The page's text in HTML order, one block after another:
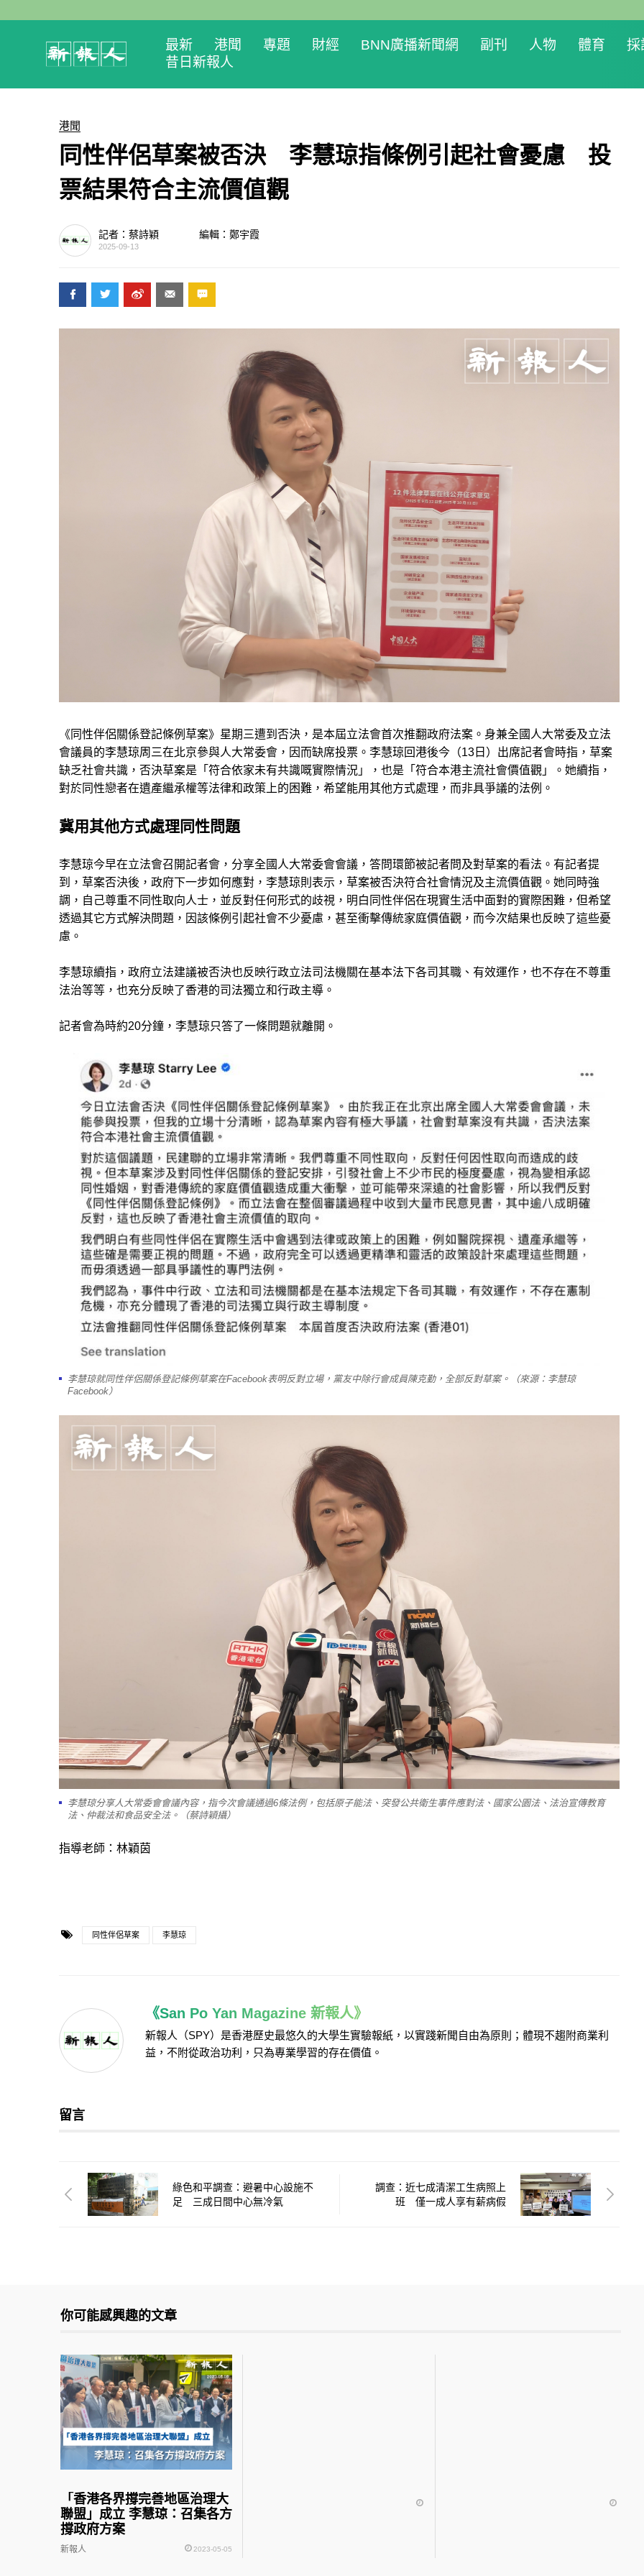
最新 港聞 專題 財經 BNN廣播新聞網 副刊 人物 體育 採
昔日新報人
港聞
同性伴侶草案被否決 李慧琼指條例引起社會憂慮 投
票結果符合主流價值觀
記者：蔡詩穎 編輯：鄭宇霞
2025-09-13
《同性伴侶關係登記條例草案》星期三遭到否決，是本屆立法會首次推翻政府法案。身兼全國人大常委及立法
會議員的李慧琼周三在北京參與人大常委會，因而缺席投票。李慧琼回港後今（13日）出席記者會時指，草案
缺乏社會共識，否決草案是「符合依家未有共識嘅實際情況」，也是「符合本港主流社會價值觀」。她續指，
對於同性戀者在遺產繼承權等法律和政策上的困難，希望能用其他方式處理，而非具爭議的法例。
冀用其他方式處理同性問題
李慧琼今早在立法會召開記者會，分享全國人大常委會會議，答問環節被記者問及對草案的看法。有記者提
到，草案否決後，政府下一步如何應對，李慧琼則表示，草案被否決符合社會情況及主流價值觀。她同時強
調，自己尊重不同性取向人士，並反對任何形式的歧視，明白同性伴侶在現實生活中面對的實際困難，但希望
透過其它方式解決問題，因該條例引起社會不少憂慮，甚至衝擊傳統家庭價值觀，而今次結果也反映了這些憂
慮。
李慧琼續指，政府立法建議被否決也反映行政立法司法機關在基本法下各司其職、有效運作，也不存在不尊重
法治等等，也充分反映了香港的司法獨立和行政主導。
記者會為時約20分鐘，李慧琼只答了一條問題就離開。
李慧琼就同性伴侶關係登記條例草案在Facebook表明反對立場，黨友中除行會成員陳克勤，全部反對草案。（來源：李慧琼
Facebook）
李慧琼分享人大常委會會議內容，指今次會議通過6條法例，包括原子能法、突發公共衛生事件應對法、國家公園法、法治宣傳教育
法、仲裁法和食品安全法。（蔡詩穎攝）
指導老師：林穎茵
同性伴侶草案 李慧琼
《San Po Yan Magazine 新報人》
新報人（SPY）是香港歷史最悠久的大學生實驗報紙，以實踐新聞自由為原則；體現不趨附商業利
益，不附從政治功利，只為專業學習的存在價值。
留言
綠色和平調查：避暑中心設施不
足 三成日間中心無冷氣
調查：近七成清潔工生病照上
班 僅一成人享有薪病假
你可能感興趣的文章
「香港各界撐完善地區治理大
聯盟」成立 李慧琼：召集各方
撐政府方案
新報人 2023-05-05